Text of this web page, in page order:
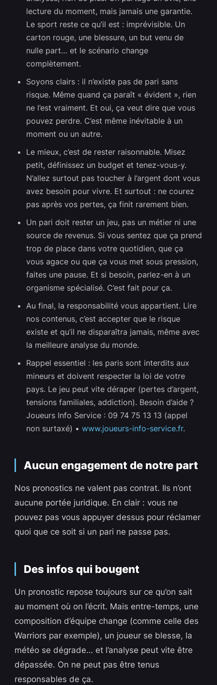
lecture du moment, mais jamais une garantie.
Le sport reste ce qu’il est : imprévisible. Un
carton rouge, une blessure, un but venu de
nulle part… et le scénario change
complètement.
Soyons clairs : il n’existe pas de pari sans
risque. Même quand ça paraît « évident », rien
ne l’est vraiment. Et oui, ça veut dire que vous
pouvez perdre. C’est même inévitable à un
moment ou un autre.
Le mieux, c’est de rester raisonnable. Misez
petit, définissez un budget et tenez-vous-y.
N’allez surtout pas toucher à l’argent dont vous
avez besoin pour vivre. Et surtout : ne courez
pas après vos pertes, ça finit rarement bien.
Un pari doit rester un jeu, pas un métier ni une
source de revenus. Si vous sentez que ça prend
trop de place dans votre quotidien, que ça
vous agace ou que ça vous met sous pression,
faites une pause. Et si besoin, parlez-en à un
organisme spécialisé. C’est fait pour ça.
Au final, la responsabilité vous appartient. Lire
nos contenus, c’est accepter que le risque
existe et qu’il ne disparaîtra jamais, même avec
la meilleure analyse du monde.
Rappel essentiel : les paris sont interdits aux
mineurs et doivent respecter la loi de votre
pays. Le jeu peut vite déraper (pertes d’argent,
tensions familiales, addiction). Besoin d’aide ?
Joueurs Info Service : 09 74 75 13 13 (appel
non surtaxé) •www.joueurs-info-service.fr.
Aucun engagement de notre part
Nos pronostics ne valent pas contrat. Ils n’ont
aucune portée juridique. En clair : vous ne
pouvez pas vous appuyer dessus pour réclamer
quoi que ce soit si un pari ne passe pas.
Des infos qui bougent
Un pronostic repose toujours sur ce qu’on sait
au moment où on l’écrit. Mais entre-temps, une
composition d’équipe change (comme celle des
Warriors par exemple), un joueur se blesse, la
météo se dégrade… et l’analyse peut vite être
dépassée. On ne peut pas être tenus
responsables de ça.